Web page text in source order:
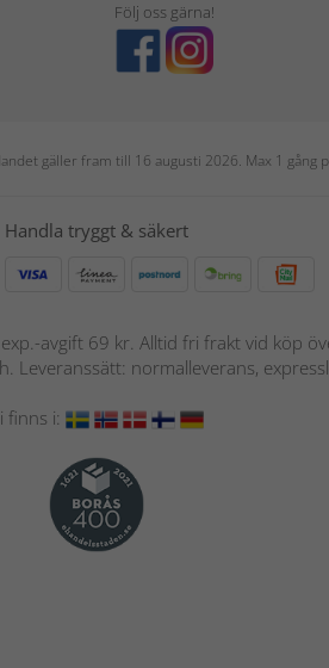
Följ oss gärna!
gäller fram till 16 augusti 2026. Max 1
Handla tryggt & säkert
avgift 69 kr. Alltid fri frakt vid köp
Leveranssätt: normalleverans,
finns i: